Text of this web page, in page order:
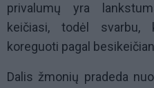
privalumų yra
keičiasi, todėl
koreguoti pagal
Dalis žmonių pradeda